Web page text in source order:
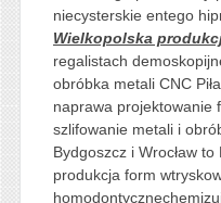
niecysterskie entego
Wielkopolska
regalistach
obróbka metali CNC
naprawa projektowanie
szlifowanie metali i
Bydgoszcz i Wrocław
produkcja form